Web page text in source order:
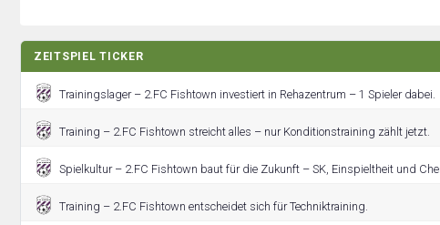
ZEITSPIEL TICKER
Trainingslager – 2.FC Fishtown investiert in Rehazentrum – 1 Spieler dabei.
Training – 2.FC Fishtown streicht alles – nur Konditionstraining zählt jetzt.
Spielkultur – 2.FC Fishtown baut für die Zukunft – SK, Einspieltheit und
Training – 2.FC Fishtown entscheidet sich für Techniktraining.